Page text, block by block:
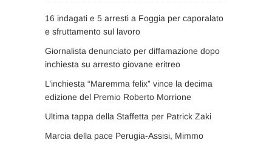
16 indagati e 5 arresti a Foggia per caporalato
e sfruttamento sul lavoro
Giornalista denunciato per diffamazione dopo
inchiesta su arresto giovane eritreo
L’inchiesta “Maremma felix” vince la decima
edizione del Premio Roberto Morrione
Ultima tappa della Staffetta per Patrick Zaki
Marcia della pace Perugia-Assisi, Mimmo